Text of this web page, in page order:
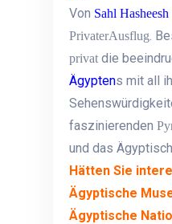
Von Sahl Hasheesh
PrivaterAusflug.
privatdie
Ägyptens mit all
faszinierenden
und das
Hätten Sie
Ägyptische
Ägyptische